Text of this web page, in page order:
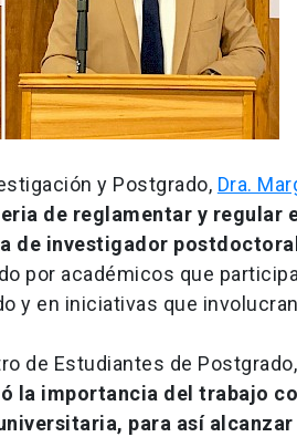
y Postgrado, Dra.
de reglamentar y regular
de investigador postdoctoral
por académicos que
y en iniciativas que
de Estudiantes de Postgrado,
la importancia del trabajo
para así alcanzar